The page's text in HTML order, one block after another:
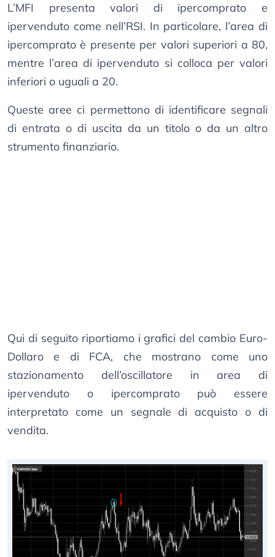
L’MFI presenta valori di ipercomprato e
ipervenduto come nell’RSI. In particolare, l’area di
ipercomprato è presente per valori superiori a 80,
mentre l’area di ipervenduto si colloca per valori
inferiori o uguali a 20.
Queste aree ci permettono di identificare segnali
di entrata o di uscita da un titolo o da un altro
strumento finanziario.
Qui di seguito riportiamo i grafici del cambio Euro-
Dollaro e di FCA, che mostrano come uno
stazionamento dell’oscillatore in area di
ipervenduto o ipercomprato può essere
interpretato come un segnale di acquisto o di
vendita.